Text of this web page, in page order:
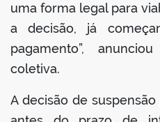
uma forma legal para
a decisão, já
pagamento”,
coletiva.
A decisão de